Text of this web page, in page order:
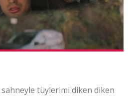
sahneyle tüylerimi diken diken